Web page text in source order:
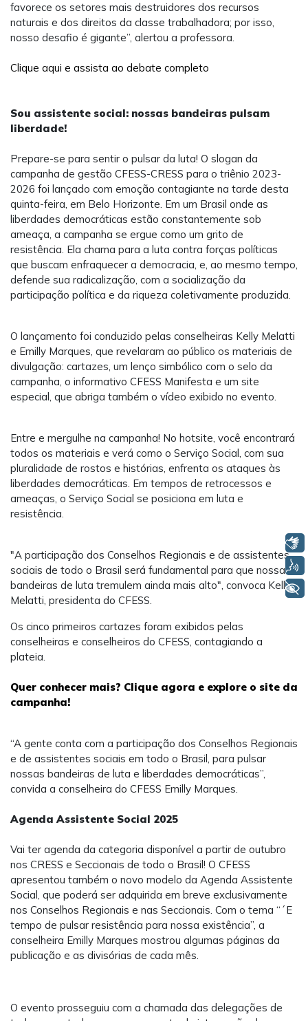
favorece os setores mais destruidores dos recursos
naturais e dos direitos da classe trabalhadora; por isso,
nosso desafio é gigante”, alertou a professora.
Clique aqui e assista ao debate completo
Sou assistente social: nossas bandeiras pulsam
liberdade!
Prepare-se para sentir o pulsar da luta! O slogan da
campanha de gestão CFESS-CRESS para o triênio 2023-
2026 foi lançado com emoção contagiante na tarde desta
quinta-feira, em Belo Horizonte. Em um Brasil onde as
liberdades democráticas estão constantemente sob
ameaça, a campanha se ergue como um grito de
resistência. Ela chama para a luta contra forças políticas
que buscam enfraquecer a democracia, e, ao mesmo tempo,
defende sua radicalização, com a socialização da
participação política e da riqueza coletivamente produzida.
O lançamento foi conduzido pelas conselheiras Kelly Melatti
e Emilly Marques, que revelaram ao público os materiais de
divulgação: cartazes, um lenço simbólico com o selo da
campanha, o informativo CFESS Manifesta e um site
especial, que abriga também o vídeo exibido no evento.
Entre e mergulhe na campanha! No hotsite, você encontrará
todos os materiais e verá como o Serviço Social, com sua
pluralidade de rostos e histórias, enfrenta os ataques às
liberdades democráticas. Em tempos de retrocessos e
ameaças, o Serviço Social se posiciona em luta e
resistência.
"A participação dos Conselhos Regionais e de assistentes
sociais de todo o Brasil será fundamental para que nossas
bandeiras de luta tremulem ainda mais alto", convoca Kelly
Melatti, presidenta do CFESS.
Os cinco primeiros cartazes foram exibidos pelas
conselheiras e conselheiros do CFESS, contagiando a
plateia.
Quer conhecer mais? Clique agora e explore o site da
campanha!
“A gente conta com a participação dos Conselhos Regionais
e de assistentes sociais em todo o Brasil, para pulsar
nossas bandeiras de luta e liberdades democráticas”,
convida a conselheira do CFESS Emilly Marques.
Agenda Assistente Social 2025
Vai ter agenda da categoria disponível a partir de outubro
nos CRESS e Seccionais de todo o Brasil! O CFESS
apresentou também o novo modelo da Agenda Assistente
Social, que poderá ser adquirida em breve exclusivamente
nos Conselhos Regionais e nas Seccionais. Com o tema “´E
tempo de pulsar resistência para nossa existência”, a
conselheira Emilly Marques mostrou algumas páginas da
publicação e as divisórias de cada mês.
O evento prosseguiu com a chamada das delegações de
Voz
+ Acessibilidade